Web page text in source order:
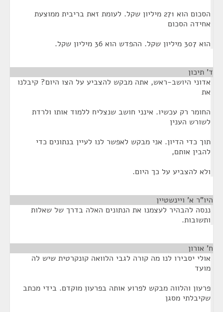
הסכום הוא 271 מיליון שקל. לעומת זאת בריבית ממוצעת
אחידה הסכום
הוא 307 מיליון שקל. ההפדש הוא 36 מיליון שקל.
ד' תיכון
אדוני היושב-ראש, אתה מבקש להצביע על הצו היום? קיבלנו
את
החומר רק עכשיו. אינני חושב שנצליח ללמוד אותו ולרדת
לשורש הענין
תוך כדי הדיון. אני מבקש לאפשר לנו לעיין בנתונים כדי
להבין אותם,
ולא להצביע על כך היום.
היו"ר א' ויינשטיין
ננסה להבהיר לעצמנו את הנתונים האלה בדרך של שאלות
ותשובות.
ח' אורון
אולי יסבירו לנו מה קורה לגבי הלוואה קונקרטית שיש לה
מועד
פרעון והלווה מבקש לפרוע אותה בפרעון מוקדם. בידי מכתב
שקיבלתי מסגן